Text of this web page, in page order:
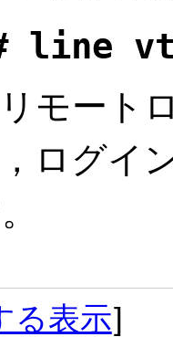
line
モート
ログイ
る表示]